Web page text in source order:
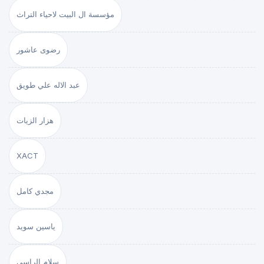
مؤسسة ال البيت لاحياء التراث
رضوى عاشور
عبد الاله علي طويق
هزار الزيات
XACT
مجدي كامل
ياسين سويد
سلام الراسي